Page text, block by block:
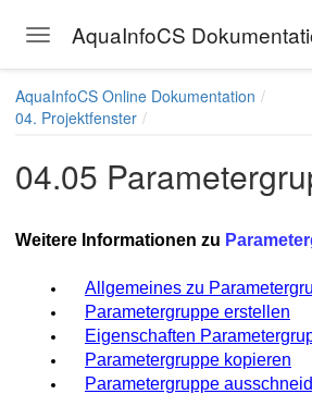
Toggle navigation
AquaInfoCS
AquaInfoCS Online Dokumentation
04. Projektfenster
04.05
Weitere Informationen zu
Allgemeines zu
Parametergruppe erstellen
Eigenschaften
Parametergruppe kopieren
Parametergruppe